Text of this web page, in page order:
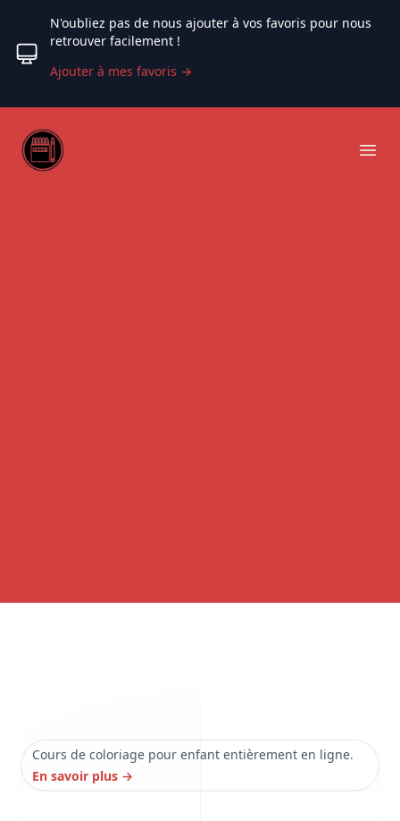
N'oubliez pas de nous ajouter à vos favoris pour nous
retrouver facilement !
Ajouter à mes favoris →
Web coloriage
Cours de coloriage pour enfant entièrement en ligne.
En savoir plus →